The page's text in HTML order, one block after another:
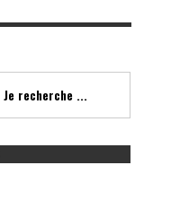
Je recherche ...